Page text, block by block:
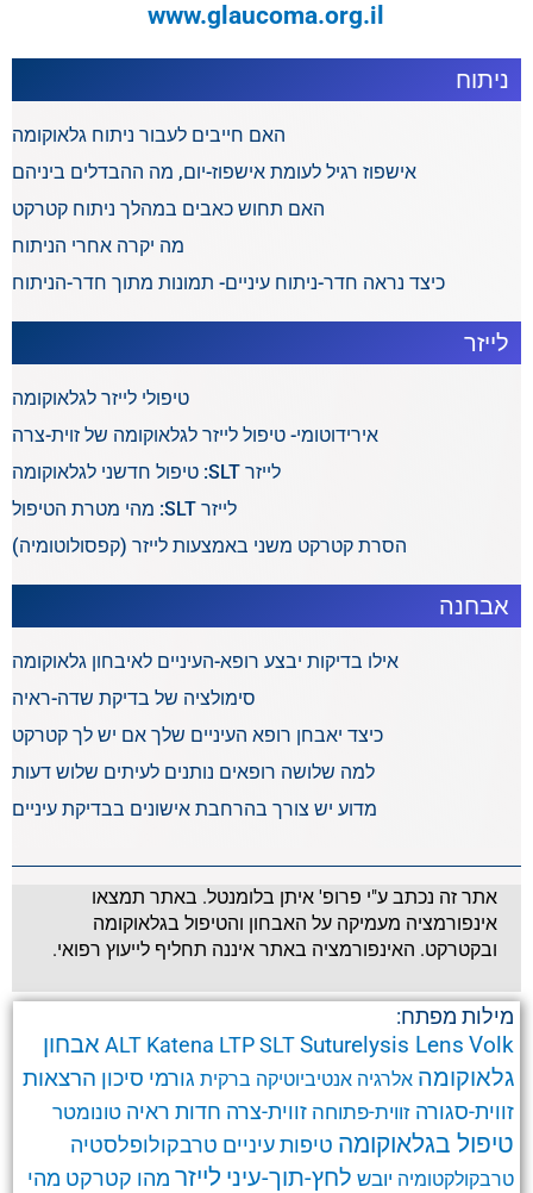
www.glaucoma.org.il
ניתוח
האם חייבים לעבור ניתוח גלאוקומה
אישפוז רגיל לעומת אישפוז-יום, מה ההבדלים ביניהם
האם תחוש כאבים במהלך ניתוח קטרקט
מה יקרה אחרי הניתוח
כיצד נראה חדר-ניתוח עיניים- תמונות מתוך חדר-הניתוח
לייזר
טיפולי לייזר לגלאוקומה
אירידוטומי- טיפול לייזר לגלאוקומה של זוית-צרה
לייזר SLT: טיפול חדשני לגלאוקומה
לייזר SLT: מהי מטרת הטיפול
הסרת קטרקט משני באמצעות לייזר (קפסולוטומיה)
אבחנה
אילו בדיקות יבצע רופא-העיניים לאיבחון גלאוקומה
סימולציה של בדיקת שדה-ראיה
כיצד יאבחן רופא העיניים שלך אם יש לך קטרקט
למה שלושה רופאים נותנים לעיתים שלוש דעות
מדוע יש צורך בהרחבת אישונים בבדיקת עיניים
אתר זה נכתב ע"י פרופ' איתן בלומנטל. באתר תמצאו
אינפורמציה מעמיקה על האבחון והטיפול בגלאוקומה
ובקטרקט. האינפורמציה באתר איננה תחליף לייעוץ רפואי.
מילות מפתח:
ALT Katena LTPSLTSuturelysis Lens Volk
אבחון
גלאוקומה אלרגיה אנטיביוטיקה ברקית גורמי סיכון הרצאות
זווית-סגורה זווית-פתוחה זווית-צרה חדות ראיה טונומטר
טיפול בגלאוקומה טיפות עיניים טרבקולופלסטיה
טרבקולקטומיה יובש לחץ-תוך-עיני לייזר מהו קטרקט מהי